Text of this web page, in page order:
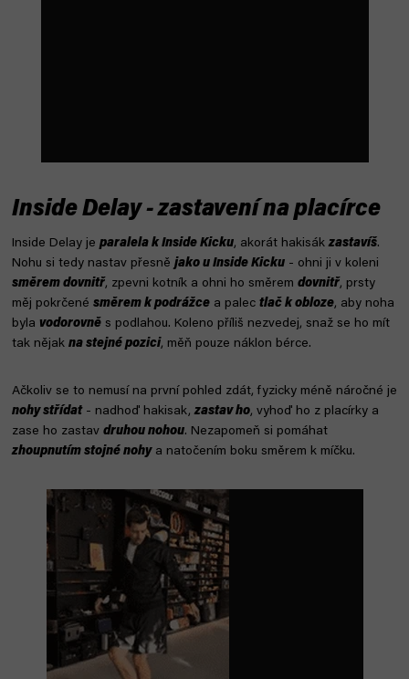
Inside Delay - zastavení na placírce
Inside Delay je paralela k Inside Kicku, akorát hakisákzastavíš.
Nohu si tedy nastav přesně jako u Inside Kicku - ohni ji v koleni
směrem dovnitř, zpevni kotník a ohni ho směrem dovnitř, prsty
měj pokrčené směrem k podrážce a palec tlač k obloze, aby noha
byla vodorovně s podlahou. Koleno příliš nezvedej, snaž se ho mít
tak nějak na stejné pozici, měň pouze náklon bérce.
Ačkoliv se to nemusí na první pohled zdát, fyzicky méně náročné je
nohy střídat- nadhoď hakisak,zastav ho, vyhoď ho z placírky a
zase ho zastav druhou nohou. Nezapomeň si pomáhat
zhoupnutím stojné nohya natočením boku směrem k míčku.